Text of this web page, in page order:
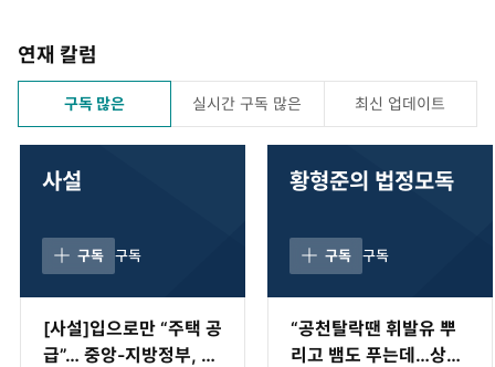
연재 칼럼
구독 많은 실시간 구독 많은 최신 업데이트
사설
구독 구독
[사설]입으로만 “주택 공
급”… 중앙-지방정부, 與
황형준의 법정모독
구독 구독
“공천탈락땐 휘발유 뿌
리고 뱀도 푸는데…상임